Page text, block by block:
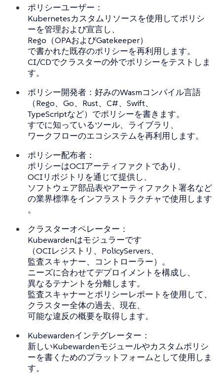
ポリシーユーザー：
Kubernetesカスタムリソースを使用してポリシ
ーを管理および宣言し、
Rego（OPAおよびGatekeeper）
で書かれた既存のポリシーを再利用します。
CI/CDでクラスターの外でポリシーをテストしま
す。
ポリシー開発者：好みのWasmコンパイル言語
（Rego、Go、Rust、C#、Swift、
TypeScriptなど）でポリシーを書きます。
すでに知っているツール、ライブラリ、
ワークフローのエコシステムを再利用します。
ポリシー配布者：
ポリシーはOCIアーティファクトであり、
OCIリポジトリを通じて提供し、
ソフトウェア部品表やアーティファクト署名など
の業界標準をインフラストラクチャで使用します
。
クラスターオペレーター：
Kubewardenはモジュラーです
（OCIレジストリ、PolicyServers、
監査スキャナー、コントローラー）。
ニーズに合わせてデプロイメントを構成し、
異なるテナントを分離します。
監査スキャナーとポリシーレポートを使用して、
クラスター全体の過去、現在、
可能な違反の概要を取得します。
Kubewardenインテグレーター：
新しいKubewardenモジュールやカスタムポリシ
ーを書くためのプラットフォームとして使用しま
す。